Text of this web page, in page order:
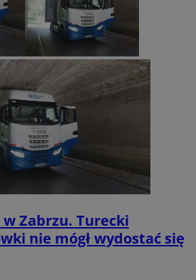
Zabrzu. Turecki
nie mógł wydostać się